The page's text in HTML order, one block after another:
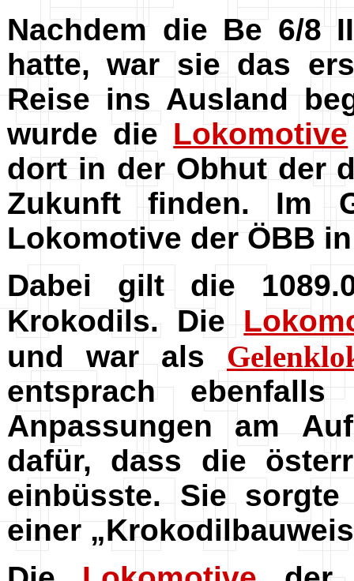
Nachdem die Be 6/8
hatte, war sie das
Reise ins Ausland
wurde die Lokomotive
dort in der Obhut der
Zukunft finden. Im
Lokomotive der ÖBB
Dabei gilt die
Krokodils. Die
und war als
entsprach
Anpassungen am
dafür, dass die
einbüsste. Sie
einer